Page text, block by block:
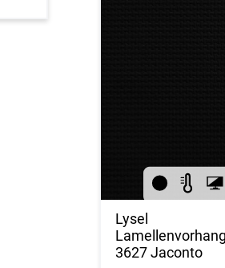
Lysel
Lamellenvorhang
3627 Jaconto